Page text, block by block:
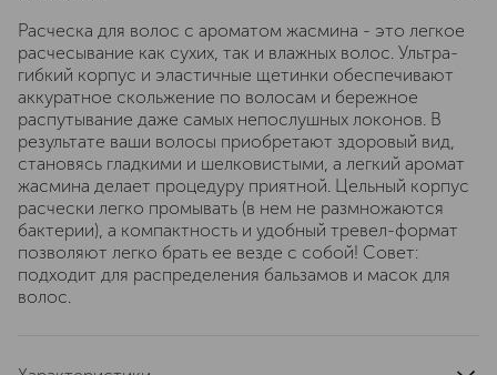
Расческа для волос c ароматом жасмина - это легкое
расчесывание как сухих, так и влажных волос. Ультра-
гибкий корпус и эластичные щетинки обеспечивают
аккуратное скольжение по волосам и бережное
распутывание даже самых непослушных локонов. В
результате ваши волосы приобретают здоровый вид,
становясь гладкими и шелковистыми, а легкий аромат
жасмина делает процедуру приятной. Цельный корпус
расчески легко промывать (в нем не размножаются
бактерии), а компактность и удобный тревел-формат
позволяют легко брать ее везде с собой! Совет:
подходит для распределения бальзамов и масок для
волос.